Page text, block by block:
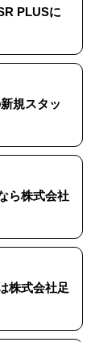
PLUSに
規スタッ
ら株式会社
株式会社足